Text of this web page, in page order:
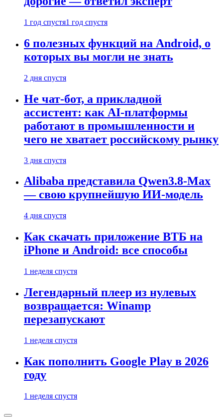
1 год спустя1 год спустя
6 полезных функций на Android, о
которых вы могли не знать
2 дня спустя
Не чат-бот, а прикладной
ассистент: как AI-платформы
работают в промышленности и
чего не хватает российскому рынку
3 дня спустя
Alibaba представила Qwen3.8-Max
— свою крупнейшую ИИ-модель
4 дня спустя
Как скачать приложение ВТБ на
iPhone и Android: все способы
1 неделя спустя
Легендарный плеер из нулевых
возвращается: Winamp
перезапускают
1 неделя спустя
Как пополнить Google Play в 2026
году
1 неделя спустя